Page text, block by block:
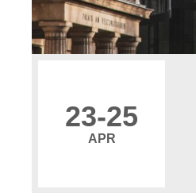
23-25
APR